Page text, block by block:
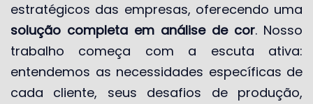
estratégicos das empresas, oferecendo uma
solução completa em análise de cor. Nosso
trabalho começa com a escuta ativa:
entendemos as necessidades específicas de
cada cliente, seus desafios de produção,